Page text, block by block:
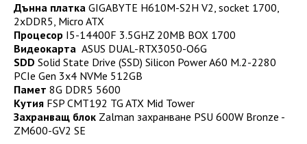
Дънна платка GIGABYTE H610M-S2H V2, socket 1700,
2xDDR5, Micro ATX
Процесор I5-14400F 3.5GHZ 20MB BOX 1700
Видеокарта ASUS DUAL-RTX3050-O6G
SDD Solid State Drive (SSD) Silicon Power A60 M.2-2280
PCIe Gen 3x4 NVMe 512GB
Памет 8G DDR5 5600
Кутия FSP CMT192 TG ATX Mid Tower
Захранващ блок Zalman захранване PSU 600W Bronze -
ZM600-GV2 SE